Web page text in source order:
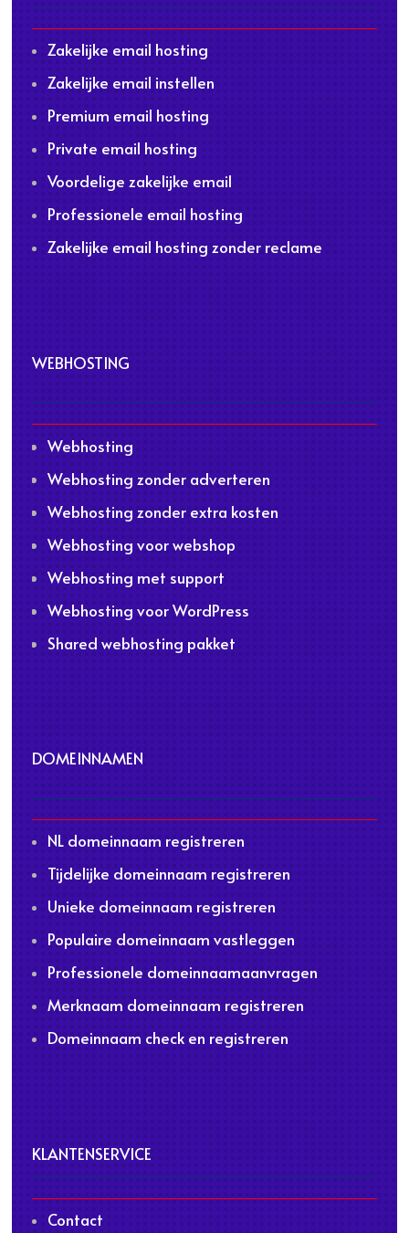
Zakelijke email hosting
Zakelijke email instellen
Premium email hosting
Private email hosting
Voordelige zakelijke email
Professionele email hosting
Zakelijke email hosting zonder reclame
WEBHOSTING
Webhosting
Webhosting zonder adverteren
Webhosting zonder extra kosten
Webhosting voor webshop
Webhosting met support
Webhosting voor WordPress
Shared webhosting pakket
DOMEINNAMEN
NL domeinnaam registreren
Tijdelijke domeinnaam registreren
Unieke domeinnaam registreren
Populaire domeinnaam vastleggen
Professionele domeinnaamaanvragen
Merknaam domeinnaam registreren
Domeinnaam check en registreren
KLANTENSERVICE
Contact